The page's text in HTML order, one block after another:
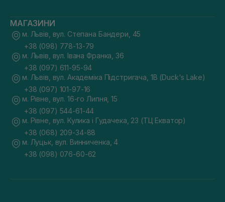
МАГАЗИНИ
м. Львів, вул. Степана Бандери, 45
+38 (098) 778-13-79
м. Львів, вул. Івана Франка, 36
+38 (097) 611-95-94
м. Львів, вул. Академіка Підстригача, 1В (Duck's Lake)
+38 (097) 101-97-16
м. Рівне, вул. 16-го Липня, 15
+38 (097) 544-61-44
м. Рівне, вул. Кулика і Гудачека, 23 (ТЦ Екватор)
+38 (068) 209-34-88
м. Луцьк, вул. Винниченка, 4
+38 (098) 076-60-62